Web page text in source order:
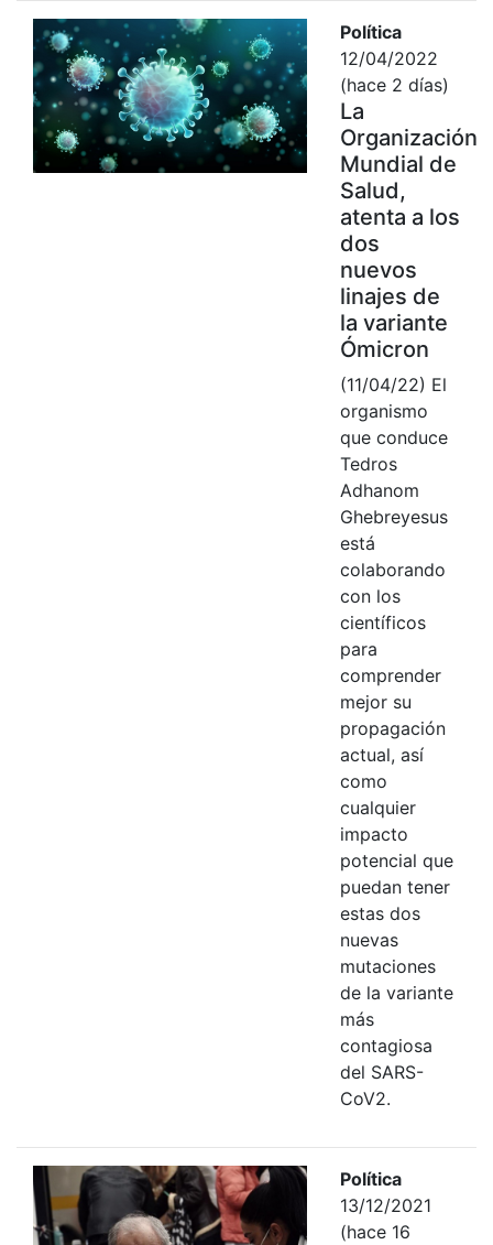
Política
12/04/2022
(hace 2 días)
La
Organización
Mundial de
Salud,
atenta a los
dos
nuevos
linajes de
la variante
Ómicron
(11/04/22) El
organismo
que conduce
Tedros
Adhanom
Ghebreyesus
está
colaborando
con los
científicos
para
comprender
mejor su
propagación
actual, así
como
cualquier
impacto
potencial que
puedan tener
estas dos
nuevas
mutaciones
de la variante
más
contagiosa
del SARS-
CoV2.
Política
13/12/2021
(hace 16